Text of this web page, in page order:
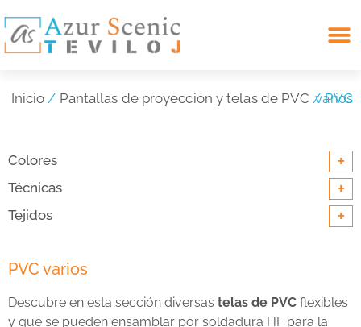
Inicio / Pantallas de proyección y telas de PVC / PVC varios
Colores +
Técnicas +
Tejidos +
PVC varios
Descubre en esta sección diversas telas de PVC flexibles
y que se pueden ensamblar por soldadura HF para la